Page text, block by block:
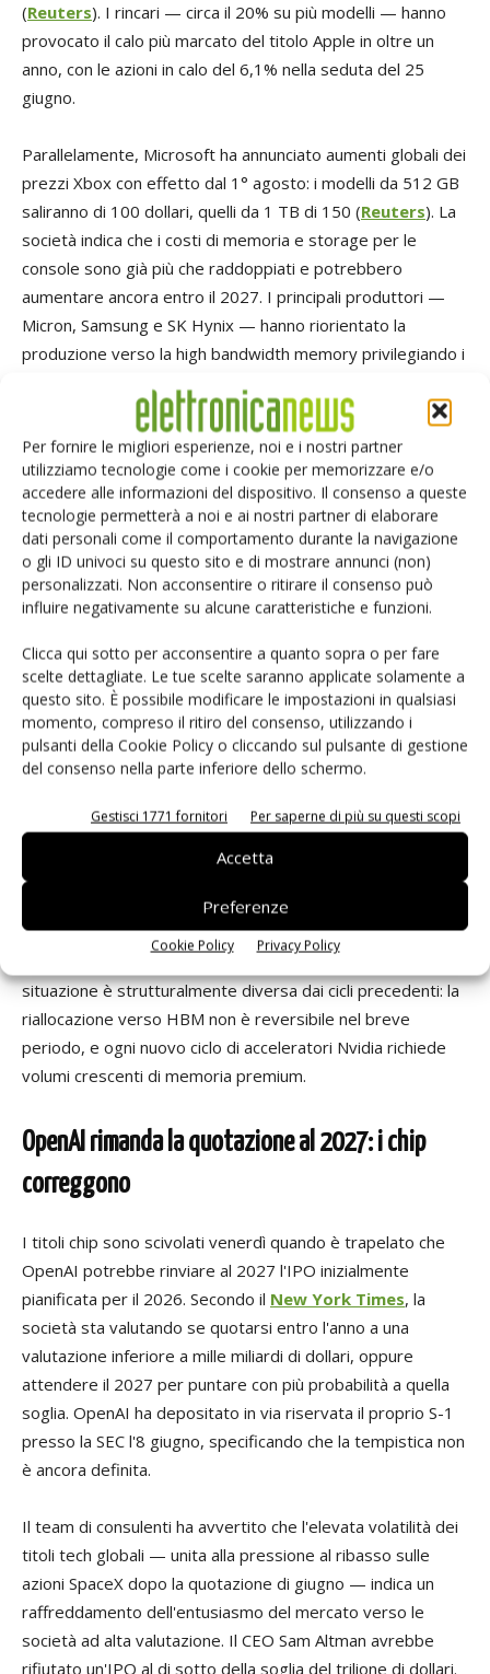
Per fornire le migliori esperienze, noi e i nostri partner
utilizziamo tecnologie come i cookie per memorizzare e/o
accedere alle informazioni del dispositivo. Il consenso a queste
tecnologie permetterà a noi e ai nostri partner di elaborare
dati personali come il comportamento durante la navigazione
o gli ID univoci su questo sito e di mostrare annunci (non)
personalizzati. Non acconsentire o ritirare il consenso può
influire negativamente su alcune caratteristiche e funzioni.
Clicca qui sotto per acconsentire a quanto sopra o per fare
scelte dettagliate. Le tue scelte saranno applicate solamente a
questo sito. È possibile modificare le impostazioni in qualsiasi
momento, compreso il ritiro del consenso, utilizzando i
pulsanti della Cookie Policy o cliccando sul pulsante di gestione
del consenso nella parte inferiore dello schermo.
Gestisci 1771 fornitori Per saperne di più su questi scopi
Accetta
Preferenze
Cookie Policy Privacy Policy
(Reuters). I rincari — circa il 20% su più modelli — hanno
provocato il calo più marcato del titolo Apple in oltre un
anno, con le azioni in calo del 6,1% nella seduta del 25
giugno.
Parallelamente, Microsoft ha annunciato aumenti globali dei
prezzi Xbox con effetto dal 1° agosto: i modelli da 512 GB
saliranno di 100 dollari, quelli da 1 TB di 150 (Reuters). La
società indica che i costi di memoria e storage per le
console sono già più che raddoppiati e potrebbero
aumentare ancora entro il 2027. I principali produttori —
Micron, Samsung e SK Hynix — hanno riorientato la
produzione verso la high bandwidth memory privilegiando i
disponibilità per i produttori di elettronica di consumo.
Micron: la stretta non si allenterà prima del 2028
Micron prevede che la carenza di memoria e storage si
protragga almeno oltre il 2027. Il CEO Sanjay Mehrotra ha
dichiarato che la società si aspetta condizioni rigide oltre il
2027 a causa della domanda AI su tutti i segmenti e dei
vincoli strutturali dell'offerta, aggiungendo che pur
prevedendo un graduale miglioramento nel 2028,
"attualmente non c'è visibilità su quando l'offerta di
memoria riuscirà a tenere il passo con la domanda
crescente" (CNBC,Reuters). Il trimestre fiscale appena
mercato di Micron oltre i mille miliardi di dollari.
Si configura così una forbice interna al settore: i produttori
di memoria guadagnano, i grandi consumatori di memoria
— Microsoft, Amazon, Alphabet — subiscono la pressione
situazione è strutturalmente diversa dai cicli precedenti: la
riallocazione verso HBM non è reversibile nel breve
periodo, e ogni nuovo ciclo di acceleratori Nvidia richiede
volumi crescenti di memoria premium.
OpenAI rimanda la quotazione al 2027: i chip
correggono
I titoli chip sono scivolati venerdì quando è trapelato che
OpenAI potrebbe rinviare al 2027 l'IPO inizialmente
pianificata per il 2026. Secondo il New York Times, la
società sta valutando se quotarsi entro l'anno a una
valutazione inferiore a mille miliardi di dollari, oppure
attendere il 2027 per puntare con più probabilità a quella
soglia. OpenAI ha depositato in via riservata il proprio S-1
presso la SEC l'8 giugno, specificando che la tempistica non
è ancora definita.
Il team di consulenti ha avvertito che l'elevata volatilità dei
titoli tech globali — unita alla pressione al ribasso sulle
azioni SpaceX dopo la quotazione di giugno — indica un
raffreddamento dell'entusiasmo del mercato verso le
società ad alta valutazione. Il CEO Sam Altman avrebbe
rifiutato un'IPO al di sotto della soglia del trilione di dollari.